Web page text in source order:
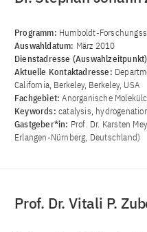
Programm: Humboldt-
Auswahldatum: März 2010
Dienstadresse
Aktuelle Kontaktadresse:
California, Berkeley, Berkeley, USA
Fachgebiet:Anorganische
Keywords: catalysis,
Gastgeber*in: Prof. Dr. Karsten
Erlangen-Nürnberg, Deutschland)
Prof. Dr. Vitali P.